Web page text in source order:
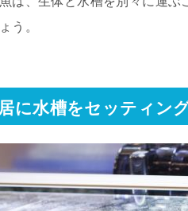
う。
に水槽をセッティング